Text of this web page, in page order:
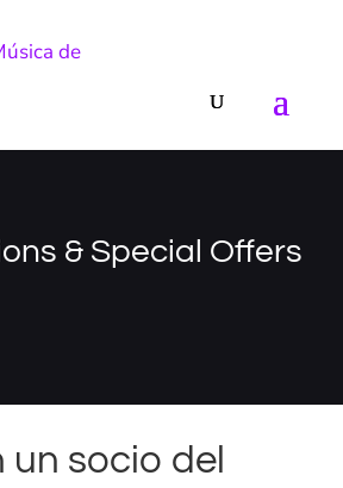
& Special Offers
un socio del